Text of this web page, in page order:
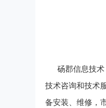
砀郡信息技
技术咨询和技术
备安装、维修，